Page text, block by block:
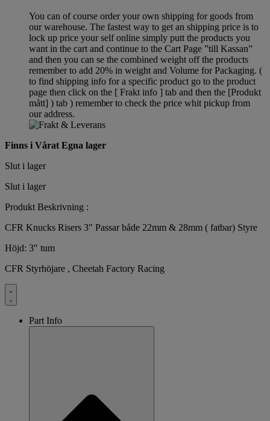
You can of course order your own shipping for goods from
our warehouse. The fastest way to get an shipping price is to
lock up price your self online simply putt the products you
want in the cart and continue to the Cart Page ”till Kassan”
and then you can se the combined weight off the products
remember to add 20% in weight and Volume for Packaging. (
to find shipping info for a specific product go to the product
page then click on the [ Frakt info ] tab and then the [Produkt
mått] ) tab ) rememberto check the price whit pickup from
our address.
Finns i Vårat Egna lager
Slut i lager
Slut i lager
Produkt Beskrivning :
CFR Knucks Risers 3″ Passar både 22mm & 28mm ( fatbar) Styre
Höjd: 3″ tum
CFR Styrhöjare , Cheetah Factory Racing
Part Info